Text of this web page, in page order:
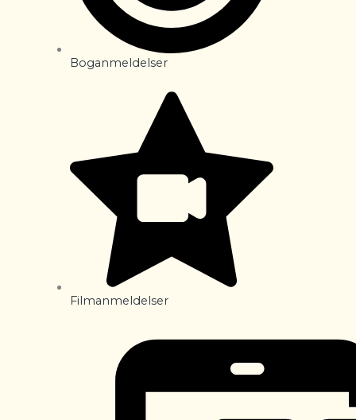
Boganmeldelser
Filmanmeldelser